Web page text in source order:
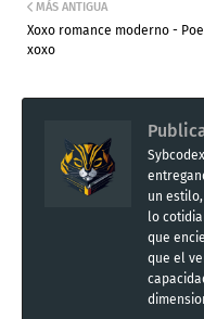
MÁS ANTIGUA
Xoxo romance moderno -
xoxo
un
lo
que
que el